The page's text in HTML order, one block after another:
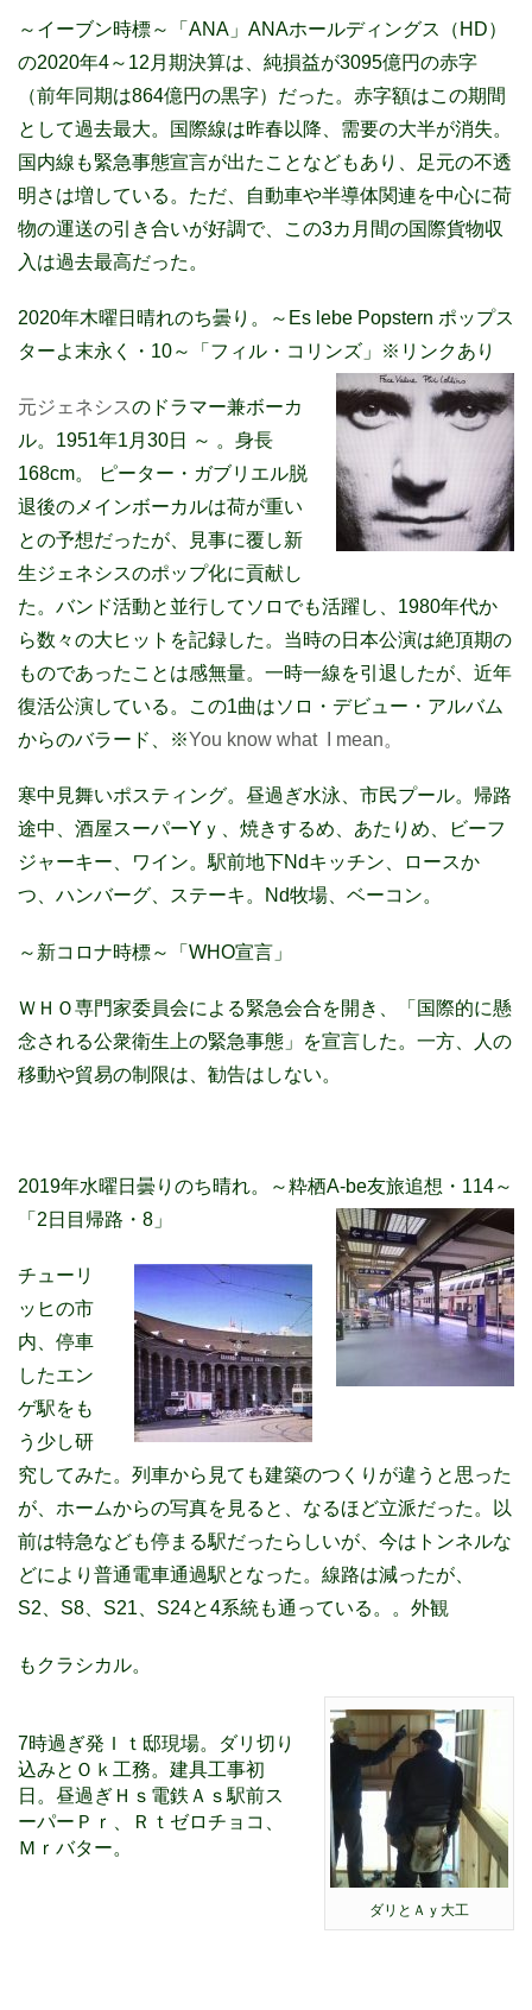
～イーブン時標～「ANA」 ANAホールディングス（HD）
の2020年4～12月期決算は、純損益が3095億円の赤字
（前年同期は864億円の黒字）だった。赤字額はこの期間
として過去最大。国際線は昨春以降、需要の大半が消失。
国内線も緊急事態宣言が出たことなどもあり、足元の不透
明さは増している。ただ、自動車や半導体関連を中心に荷
物の運送の引き合いが好調で、この3カ月間の国際貨物収
入は過去最高だった。
2020年木曜日晴れのち曇り。～Es lebe Popstern ポップス
ターよ末永く・10～「フィル・コリンズ」※リンクあり
元ジェネシスのドラマー兼ボーカ
ル。1951年1月30日 ～ 。身長
168cm。 ピーター・ガブリエル脱
退後のメインボーカルは荷が重い
との予想だったが、見事に覆し新
生ジェネシスのポップ化に貢献し
た。バンド活動と並行してソロでも活躍し、1980年代か
ら数々の大ヒットを記録した。当時の日本公演は絶頂期の
ものであったことは感無量。一時一線を引退したが、近年
復活公演している。この1曲はソロ・デビュー・アルバム
からのバラード、※You know what I mean。
寒中見舞いポスティング。昼過ぎ水泳、市民プール。帰路
途中、酒屋スーパーYｙ、焼きするめ、あたりめ、ビーフ
ジャーキー、ワイン。駅前地下Ndキッチン、ロースか
つ、ハンバーグ、ステーキ。Nd牧場、ベーコン。
～新コロナ時標～「WHO宣言」
ＷＨＯ専門家委員会による緊急会合を開き、「国際的に懸
念される公衆衛生上の緊急事態」を宣言した。一方、人の
移動や貿易の制限は、勧告はしない。
2019年水曜日曇りのち晴れ。～粋栖A-be友旅追想・114～
「2日目帰路・8」
チューリ
ッヒの市
内、停車
したエン
ゲ駅をも
う少し研
究してみた。列車から見ても建築のつくりが違うと思った
が、ホームからの写真を見ると、なるほど立派だった。以
前は特急なども停まる駅だったらしいが、今はトンネルな
どにより普通電車通過駅となった。線路は減ったが、
S2、S8、S21、S24と4系統も通っている。。外観
ダリとＡｙ大工
もクラシカル。
7時過ぎ発Ｉｔ邸現場。ダリ切り
込みとＯｋ工務。建具工事初
日。昼過ぎＨｓ電鉄Ａｓ駅前ス
ーパーＰｒ、Ｒｔゼロチョコ、
Ｍｒバター。